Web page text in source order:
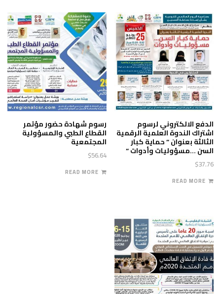
الدفع الالكتروني لرسوم
اشتراك الندوة العلمية الرقمية
الثالثة بعنوان ” حماية كبار
السن …مسؤوليات وأدوات “
$37.76
READ MORE
رسوم شهادة حضور مؤتمر
القطاع الطبي والمسؤولية
المجتمعية
$56.64
READ MORE